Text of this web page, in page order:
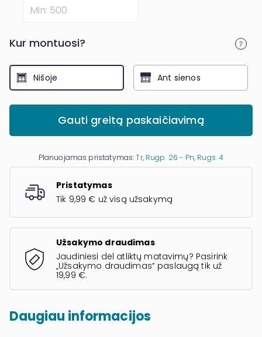
Kur montuosi?
Nišoje Ant sienos
Gauti greitą paskaičiavimą
Planuojamas pristatymas:Tr, Rugp. 26 - Pn, Rugs. 4
Pristatymas
Tik 9,99 € už visą užsakymą
Užsakymo draudimas
Jaudiniesi dėl atliktų matavimų? Pasirink
„Užsakymo draudimas“ paslaugą tik už
19,99 €.
Daugiau informacijos